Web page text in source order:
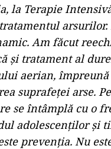
la Terapie
arsurilor.
Am făcut
şi tratament al
aerian, împreună
suprafeţei arse.
se întâmplă cu o
adolescenţilor şi
prevenţia. Nu